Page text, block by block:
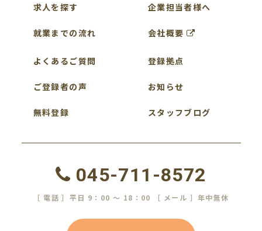
求人を探す
就業までの流れ
よくあるご質問
ご登録者の声
無料登録
企業担当者様へ
会社概要
登録拠点
お知らせ
スタッフブログ
045-711-8572
［ 電話 ］平日 9：00 ～ 18：00 ［ メール ］年中無休